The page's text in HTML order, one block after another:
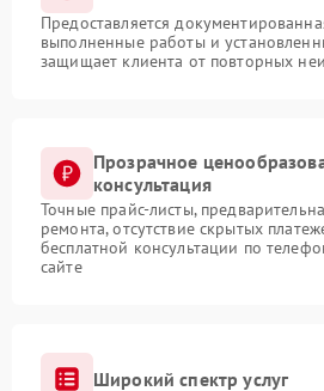
Предоставляется
выполненные работы и
защищает клиента от повторных
Прозрачное
консультация
Точные прайс-листы,
ремонта, отсутствие скрытых
бесплатной консультации по
сайте
Широкий спектр услуг